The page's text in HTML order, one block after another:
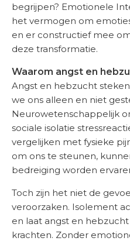
begrijpen? Emotionele
het vermogen om
en er constructief mee
deze transformatie.
Waarom angst en
Angst en hebzucht
we ons alleen en niet
Neurowetenschappelijk
sociale isolatie
vergelijken met fysieke
om ons te steunen,
bedreiging worden
Toch zijn het niet de
veroorzaken. Isolement
en laat angst en
krachten. Zonder